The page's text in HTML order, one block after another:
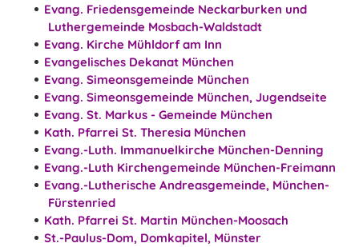
Evang. Friedensgemeinde Neckarburken und
Luthergemeinde Mosbach-Waldstadt
Evang. Kirche Mühldorf am Inn
Evangelisches Dekanat München
Evang. Simeonsgemeinde München
Evang. Simeonsgemeinde München, Jugendseite
Evang. St. Markus - Gemeinde München
Kath. Pfarrei St. Theresia München
Evang.-Luth. Immanuelkirche München-Denning
Evang.-Luth Kirchengemeinde München-Freimann
Evang.-Lutherische Andreasgemeinde, München-
Fürstenried
Kath. Pfarrei St. Martin München-Moosach
St.-Paulus-Dom, Domkapitel, Münster